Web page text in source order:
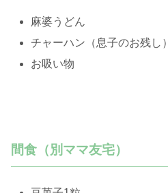
麻婆うどん
チャーハン（息子のお残し）
お吸い物
間食（別ママ友宅）